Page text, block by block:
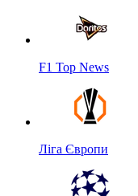
F1 Top News
Ліга Європи